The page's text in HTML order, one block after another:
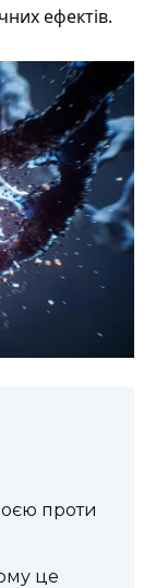
ефектів.
проти
це